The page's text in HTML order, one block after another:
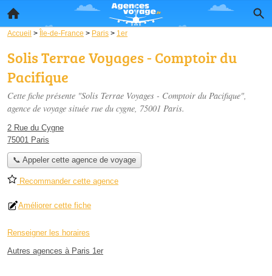
Accueil > Île-de-France > Paris > 1er
Solis Terrae Voyages - Comptoir du
Pacifique
Cette fiche présente "Solis Terrae Voyages - Comptoir du Pacifique",
agence de voyage située rue du cygne, 75001 Paris.
2 Rue du Cygne
75001 Paris
📞 Appeler cette agence de voyage
Recommander cette agence
Améliorer cette fiche
Renseigner les horaires
Autres agences à Paris 1er